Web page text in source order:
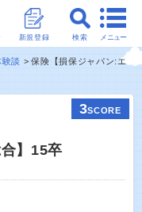
メニュー
検索
新規登録
談
保険【損保ジャパン:エ
3SCORE
】15卒